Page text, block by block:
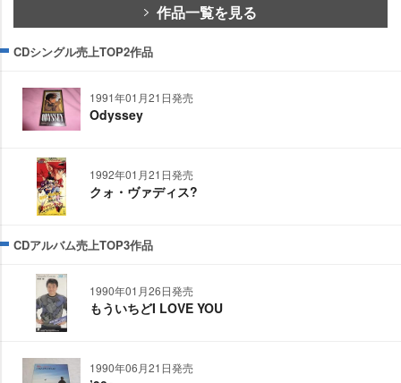
作品一覧を見る
CDシングル売上TOP2作品
1991年01月21日発売
Odyssey
1992年01月21日発売
クォ・ヴァディス?
CDアルバム売上TOP3作品
1990年01月26日発売
もういちどI LOVE YOU
1990年06月21日発売